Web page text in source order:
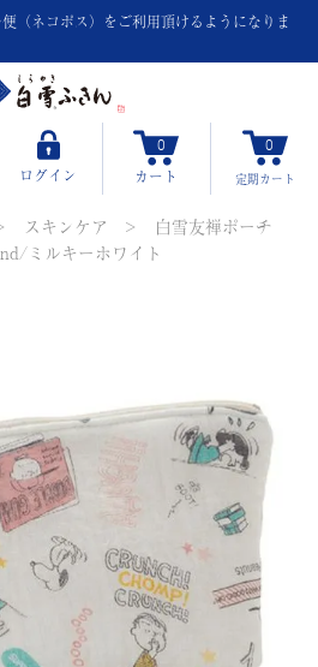
（ネコポス）をご利用頂けるようになりま
ログイン
0
カート
0
定期カート
スキンケア
白雪友禅ポーチ
ミルキーホワイト